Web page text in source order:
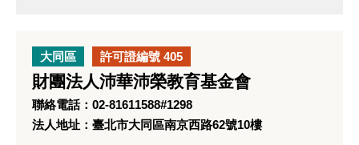
大同區 許可證編號 405
財團法人沛華沛榮教育基金會
聯絡電話：02-81611588#1298
法人地址：臺北市大同區南京西路62號10樓